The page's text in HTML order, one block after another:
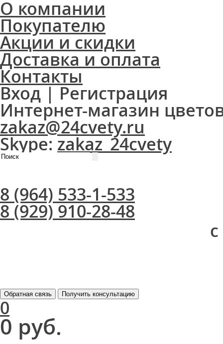
О компании
Покупателю
Акции и скидки
Доставка и оплата
Контакты
Вход|Регистрация
Интернет-магазин
zakaz@24cvety.ru
Skype: zakaz_24cvety
8 (964) 533-1-533
8 (929) 910-28-48
Обратная связь Получить консультацию
0
0 руб.